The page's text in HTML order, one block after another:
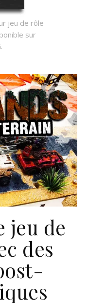
jeu de rôle
sur
jeu de
des